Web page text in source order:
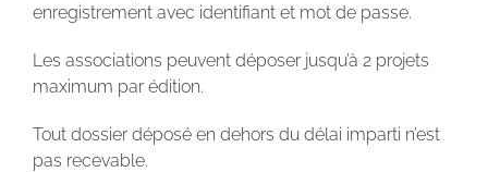
enregistrement avec identifiant et mot de passe.
Les associations peuvent déposer jusqu’à 2 projets
maximum par édition.
Tout dossier déposé en dehors du délai imparti n’est
pas recevable.